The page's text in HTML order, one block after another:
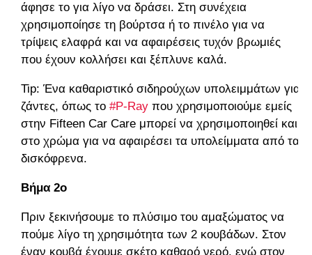
άφησε το για λίγο να δράσει. Στη συνέχεια
χρησιμοποίησε τη βούρτσα ή το πινέλο για να
τρίψεις ελαφρά και να αφαιρέσεις τυχόν βρωμιές
που έχουν κολλήσει και ξέπλυνε καλά.
Tip: Ένα καθαριστικό σιδηρούχων υπολειμμάτων για
ζάντες, όπως το #P-Ray που χρησιμοποιούμε εμείς
στην Fifteen Car Care μπορεί να χρησιμοποιηθεί και
στο χρώμα για να αφαιρέσει τα υπολείμματα από τα
δισκόφρενα.
Βήμα 2ο
Πριν ξεκινήσουμε το πλύσιμο του αμαξώματος να
πούμε λίγο τη χρησιμότητα των 2 κουβάδων. Στον
έναν κουβά έχουμε σκέτο καθαρό νερό, ενώ στον